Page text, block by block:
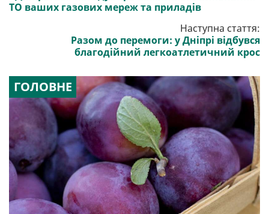
ТО ваших газових мереж та приладів
Наступна стаття:
Разом до перемоги: у Дніпрі відбувся
благодійний легкоатлетичний крос
ГОЛОВНЕ